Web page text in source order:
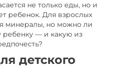
не только еды, но и
ребенок. Для взрослых
минералы, но можно ли
ребенку — и какую из
детского